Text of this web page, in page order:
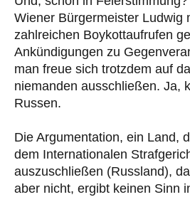
Wiener Bürgermeister Ludwig
zahlreichen Boykottaufrufen
Ankündigungen zu
man freue sich trotzdem auf
niemanden ausschließen. Ja,
Russen.
Die Argumentation, ein Land,
dem Internationalen
auszuschließen (Russland),
aber nicht, ergibt keinen Sinn